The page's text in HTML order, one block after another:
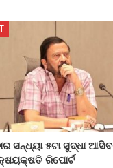
ସନ୍ଧ୍ୟା ୫ଟା ସୁଦ୍ଧା ଆସିବ
ରିପୋର୍ଟ